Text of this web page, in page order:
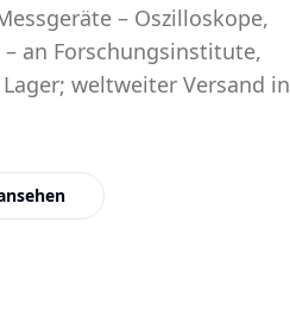
– Oszilloskope,
an Forschungsinstitute,
weltweiter Versand in